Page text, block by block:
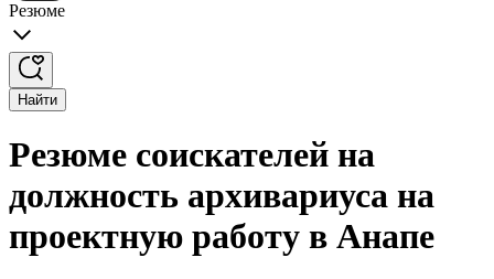
Резюме
Найти
Резюме соискателей на
должность архивариуса на
проектную работу в Анапе